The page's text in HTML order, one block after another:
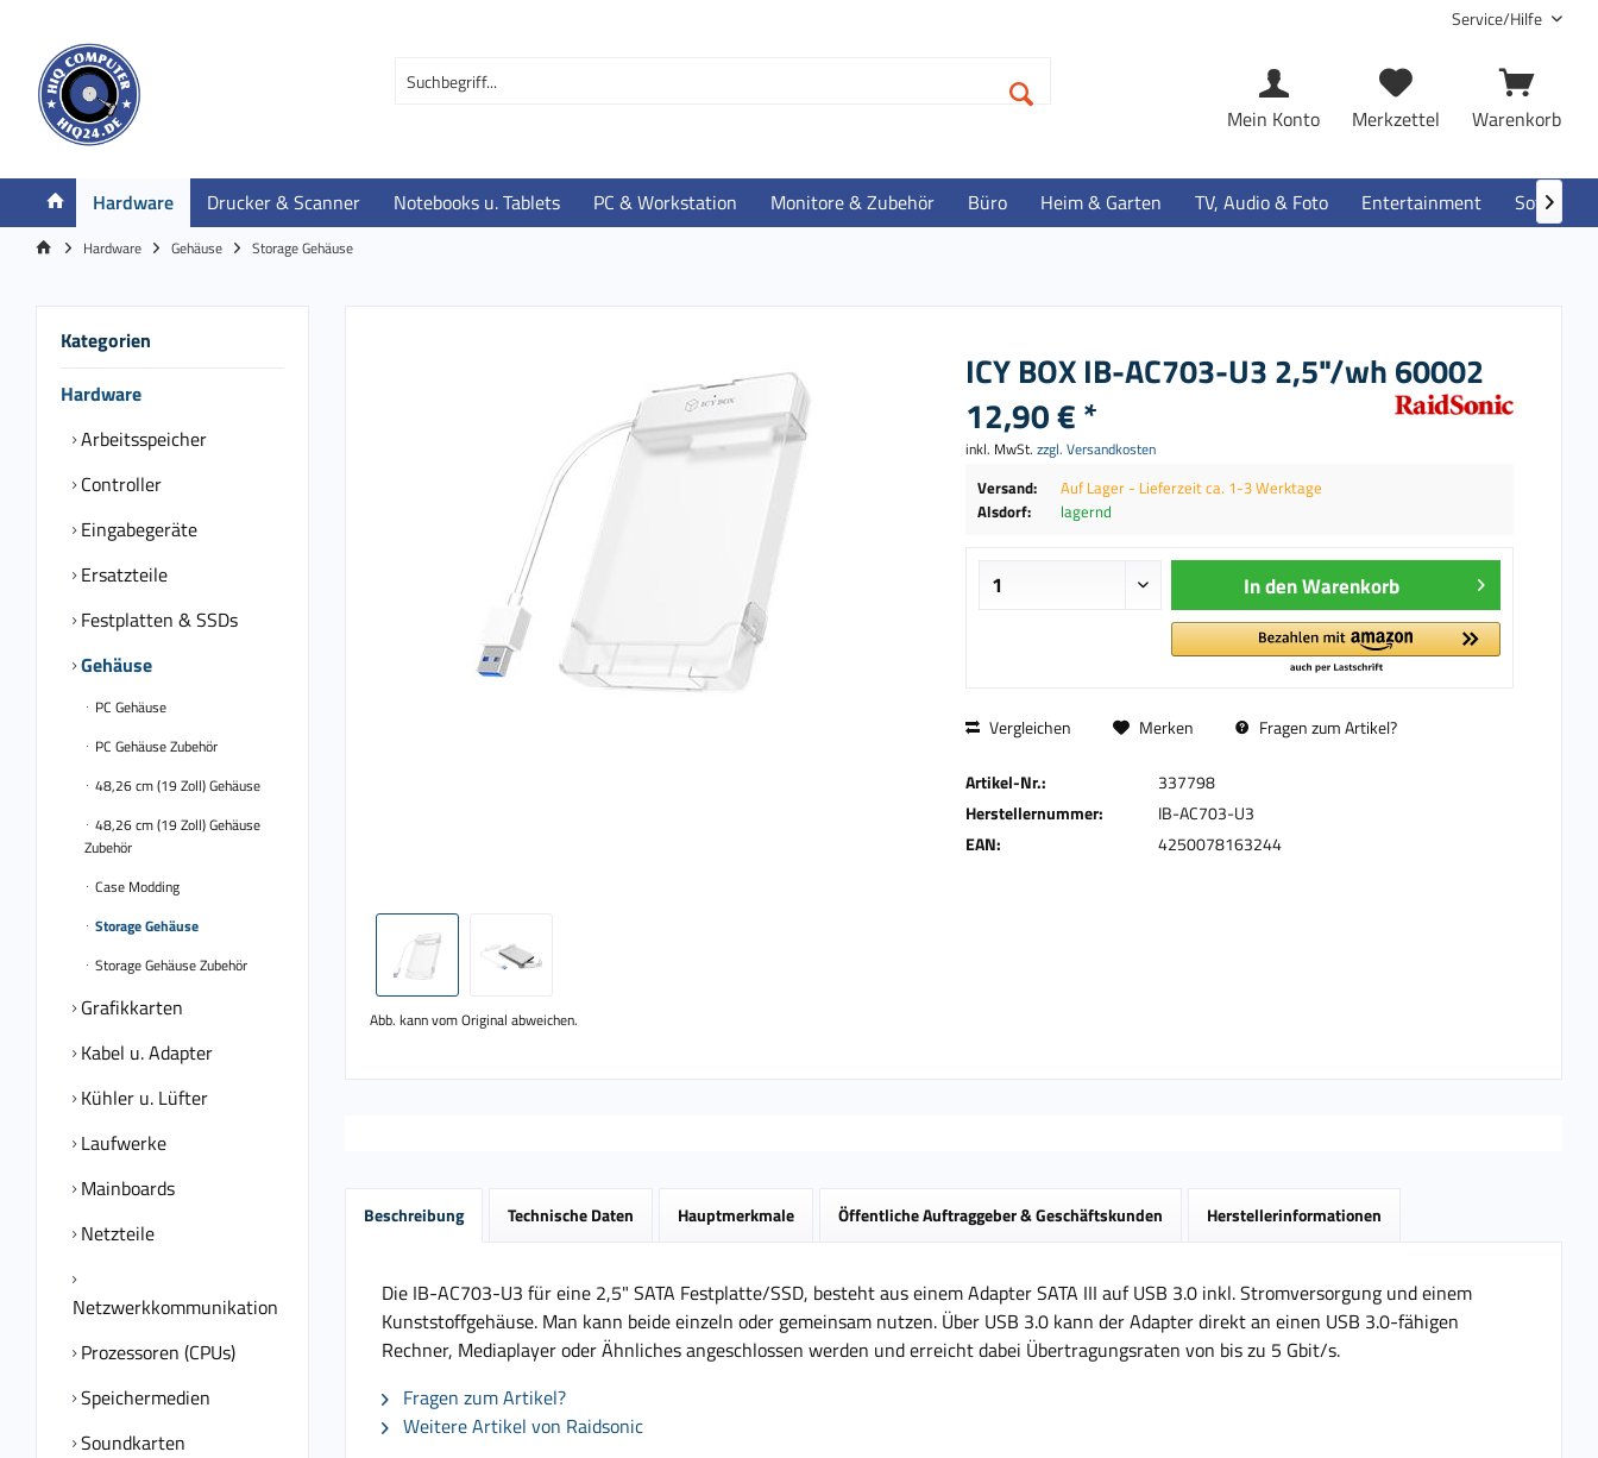
Service/Hilfe
Warenkorb
Merkzettel
Mein Konto
Hardware Drucker & Scanner Notebooks u. Tablets PC & Workstation Monitore & Zubehör Büro Heim & Garten TV, Audio & Foto Entertainment Software

Hardware Gehäuse Storage Gehäuse
Kategorien
Hardware
Arbeitsspeicher
Controller
Eingabegeräte
Ersatzteile
Festplatten & SSDs
Gehäuse
PC Gehäuse
PC Gehäuse Zubehör
48,26 cm (19 Zoll) Gehäuse
48,26 cm (19 Zoll) Gehäuse
Zubehör
Case Modding
Storage Gehäuse
Storage Gehäuse Zubehör
Grafikkarten
Kabel u. Adapter
Kühler u. Lüfter
Laufwerke
Mainboards
Netzteile
Netzwerkkommunikation
Prozessoren (CPUs)
Speichermedien
Soundkarten
Abb. kann vom Original abweichen.
ICY BOX IB-AC703-U3 2,5"/wh 60002
12,90 € *
inkl. MwSt. zzgl. Versandkosten
Versand:
Auf Lager - Lieferzeit ca. 1-3 Werktage
Alsdorf:
lagernd
In denWarenkorb
Vergleichen Merken Fragen zum Artikel?
Artikel-Nr.:
337798
Herstellernummer:
IB-AC703-U3
EAN:
4250078163244
Beschreibung Technische Daten Hauptmerkmale Öffentliche Auftraggeber & Geschäftskunden Herstellerinformationen
Die IB-AC703-U3 für eine 2,5" SATA Festplatte/SSD, besteht aus einem Adapter SATA III auf USB 3.0 inkl. Stromversorgung und einem
Kunststoffgehäuse. Man kann beide einzeln oder gemeinsam nutzen. Über USB 3.0 kann der Adapter direkt an einen USB 3.0-fähigen
Rechner, Mediaplayer oder Ähnliches angeschlossen werden und erreicht dabei Übertragungsraten von bis zu 5 Gbit/s.
Fragen zum Artikel?
Weitere Artikel von Raidsonic